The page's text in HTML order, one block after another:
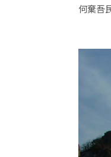
何棄吾